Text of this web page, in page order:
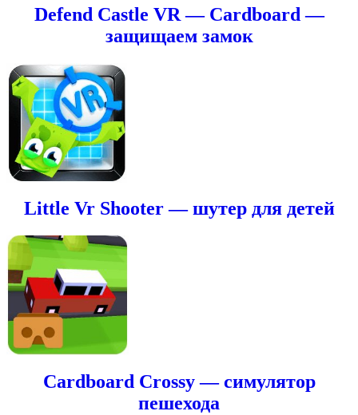
Defend Castle VR — Cardboard —
защищаем замок
Little Vr Shooter — шутер для детей
Cardboard Crossy — симулятор
пешехода